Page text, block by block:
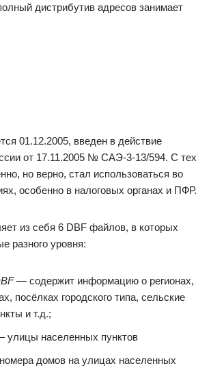
дистрибутив адресов занимает
01.12.2005, введен в действие
от 17.11.2005 № САЭ-3-13/594. С тех
но верно, стал использоваться во
особенно в налоговых органах и ПФР.
из себя 6 DBF файлов, в которых
разного уровня:
— содержит информацию о регионах,
посёлках городского типа, сельские
и т.д.;
населенных пунктов
домов на улицах населенных